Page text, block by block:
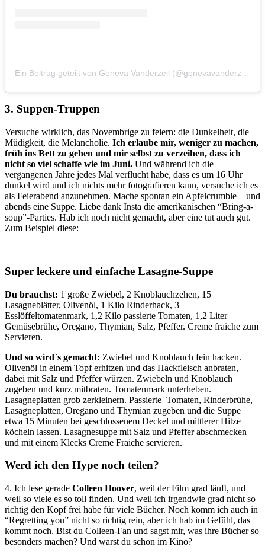
3. Suppen-Truppen
Versuche wirklich, das Novembrige zu feiern: die Dunkelheit, die
Müdigkeit, die Melancholie. Ich erlaube mir, weniger zu machen,
früh ins Bett zu gehen und mir selbst zu verzeihen, dass ich
nicht so viel schaffe wie im Juni. Und während ich die
vergangenen Jahre jedes Mal verflucht habe, dass es um 16 Uhr
dunkel wird und ich nichts mehr fotografieren kann, versuche ich es
als Feierabend anzunehmen. Mache spontan ein Apfelcrumble – und
abends eine Suppe. Liebe dank Insta die amerikanischen “Bring-a-
soup”-Parties. Hab ich noch nicht gemacht, aber eine tut auch gut.
Zum Beispiel diese:
Super leckere und einfache Lasagne-Suppe
Du brauchst: 1 große Zwiebel, 2 Knoblauchzehen, 15
Lasagneblätter, Olivenöl, 1 Kilo Rinderhack, 3
Esslöffeltomatenmark, 1,2 Kilo passierte Tomaten, 1,2 Liter
Gemüsebrühe, Oregano, Thymian, Salz, Pfeffer. Creme fraiche zum
Servieren.
Und so wird`s gemacht: Zwiebel und Knoblauch fein hacken.
Olivenöl in einem Topf erhitzen und das Hackfleisch anbraten,
dabei mit Salz und Pfeffer würzen. Zwiebeln und Knoblauch
zugeben und kurz mitbraten. Tomatenmark unterheben.
Lasagneplatten grob zerkleinern. Passierte Tomaten, Rinderbrühe,
Lasagneplatten, Oregano und Thymian zugeben und die Suppe
etwa 15 Minuten bei geschlossenem Deckel und mittlerer Hitze
köcheln lassen. Lasagnesuppe mit Salz und Pfeffer abschmecken
und mit einem Klecks Creme Fraiche servieren.
Werd ich den Hype noch teilen?
4. Ich lese gerade Colleen Hoover, weil der Film grad läuft, und
weil so viele es so toll finden. Und weil ich irgendwie grad nicht so
richtig den Kopf frei habe für viele Bücher. Noch komm ich auch in
“Regretting you” nicht so richtig rein, aber ich hab im Gefühl, das
kommt noch. Bist du Colleen-Fan und sagst mir, was ihre Bücher so
besonders machen? Und warst du schon im Kino?